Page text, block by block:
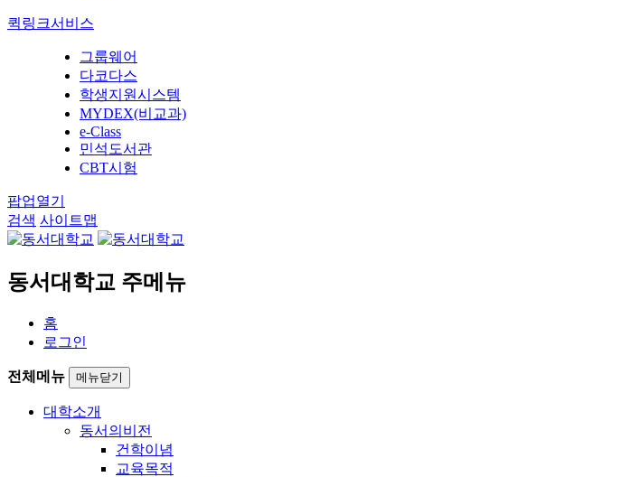
퀵링크서비스
그룹웨어
다코다스
학생지원시스템
MYDEX(비교과)
e-Class
민석도서관
CBT시험
팝업열기
검색 사이트맵
동서대학교 주메뉴
홈
로그인
전체메뉴 메뉴닫기
대학소개
동서의비전
건학이념
교육목적